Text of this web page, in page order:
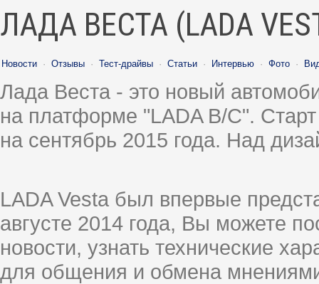
ЛАДА ВЕСТА (LADA
Новости · Отзывы · Тест-драйвы · Статьи · Интервью · Фото ·
Лада Веста - это новый
на платформе "LADA B/C".
на сентябрь 2015 года. Над
LADA Vesta был впервые
августе 2014 года, Вы можете
новости, узнать технические
для общения и обмена